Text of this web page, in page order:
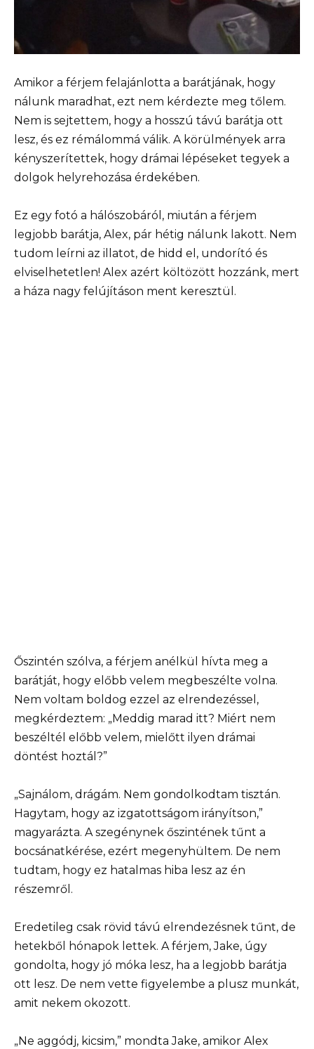
Amikor a férjem felajánlotta a barátjának, hogy
nálunk maradhat, ezt nem kérdezte meg tőlem.
Nem is sejtettem, hogy a hosszú távú barátja ott
lesz, és ez rémálommá válik. A körülmények arra
kényszerítettek, hogy drámai lépéseket tegyek a
dolgok helyrehozása érdekében.
Ez egy fotó a hálószobáról, miután a férjem
legjobb barátja, Alex, pár hétig nálunk lakott. Nem
tudom leírni az illatot, de hidd el, undorító és
elviselhetetlen! Alex azért költözött hozzánk, mert
a háza nagy felújításon ment keresztül.
Őszintén szólva, a férjem anélkül hívta meg a
barátját, hogy előbb velem megbeszélte volna.
Nem voltam boldog ezzel az elrendezéssel,
megkérdeztem: „Meddig marad itt? Miért nem
beszéltél előbb velem, mielőtt ilyen drámai
döntést hoztál?”
„Sajnálom, drágám. Nem gondolkodtam tisztán.
Hagytam, hogy az izgatottságom irányítson,”
magyarázta. A szegénynek őszintének tűnt a
bocsánatkérése, ezért megenyhültem. De nem
tudtam, hogy ez hatalmas hiba lesz az én
részemről.
Eredetileg csak rövid távú elrendezésnek tűnt, de
hetekből hónapok lettek. A férjem, Jake, úgy
gondolta, hogy jó móka lesz, ha a legjobb barátja
ott lesz. De nem vette figyelembe a plusz munkát,
amit nekem okozott.
„Ne aggódj, kicsim,” mondta Jake, amikor Alex